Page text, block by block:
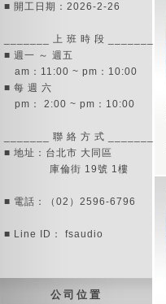
■ 開工日期：2026-2-26
_______ 上 班 時 段 _______
■ 週一 ～ 週五
am：11:00 ~ pm：10:00
■ 每 週 六
pm： 2:00 ~ pm：10:00
_______ 聯 絡 方 式 _______
■ 地址：台北市 大同區
庫倫街 19號 1樓
■ 電話：（02）2596-6796
■ Line ID： fsaudio
公 司 位 置